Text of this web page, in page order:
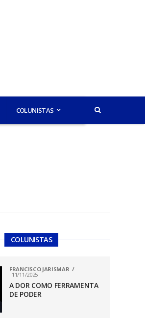
COLUNISTAS
COLUNISTAS
FRANCISCO JARISMAR
11/11/2025
A DOR COMO FERRAMENTA
DE PODER